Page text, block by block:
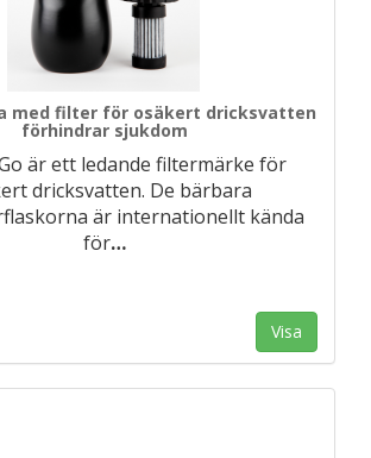
med filter för osäkert dricksvatten
förhindrar sjukdom
är ett ledande filtermärke för
dricksvatten. De bärbara
är internationellt kända
för…
Visa